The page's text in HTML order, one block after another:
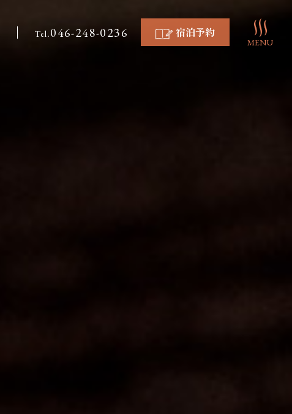
Tel.046-248-0236 宿泊予約
MENU